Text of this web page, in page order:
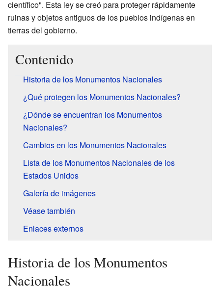
científico". Esta ley se creó para proteger rápidamente
ruinas y objetos antiguos de los pueblos indígenas en
tierras del gobierno.
Contenido
Historia de los Monumentos Nacionales
¿Qué protegen los Monumentos Nacionales?
¿Dónde se encuentran los Monumentos
Nacionales?
Cambios en los Monumentos Nacionales
Lista de los Monumentos Nacionales de los
Estados Unidos
Galería de imágenes
Véase también
Enlaces externos
Historia de los Monumentos
Nacionales